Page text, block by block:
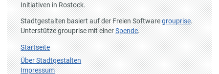
Initiativen in Rostock.
Stadtgestalten basiert auf der Freien Softwaregrouprise.
Unterstütze grouprise mit einerSpende.
Startseite
Über Stadtgestalten
Impressum